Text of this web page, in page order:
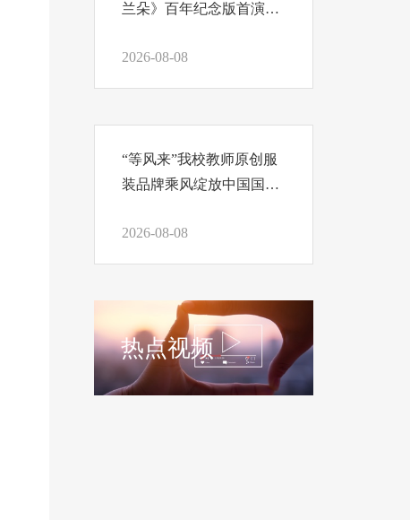
兰朵》百年纪念版首演，
上！
2026-08-08
“等风来”我校教师原创服
装品牌乘风绽放中国国际
2026-08-08
热点视频